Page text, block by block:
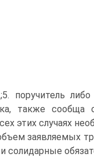
поручитель
также сообща
этих случаях
заявляемых
солидарные